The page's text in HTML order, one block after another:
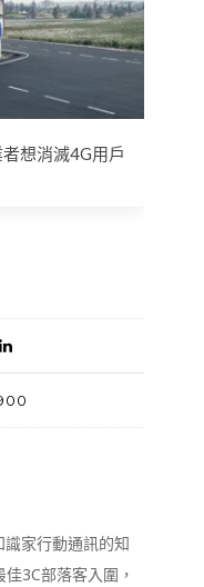
想消滅4G用戶
家行動通訊的知
3C部落客入圍，